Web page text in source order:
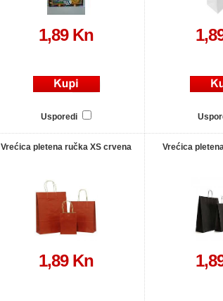
1,89 Kn
Usporedi
Vrećica pletena ručka XS crvena
1,89 Kn
Vrećica